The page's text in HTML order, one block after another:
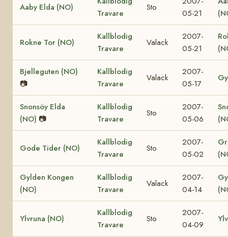
Aaby Elda (NO)
Travare
Sto
05-21
Rokne Tor (NO)
Kallblodig
Travare
Valack
2007-
05-21
Bjelleguten (NO)
📷
Kallblodig
Travare
Valack
2007-
05-17
Snonsöy Elda
(NO) 📷
Kallblodig
Travare
Sto
2007-
05-06
Gode Tider (NO)
Kallblodig
Travare
Sto
2007-
05-02
Gylden Kongen
(NO)
Kallblodig
Travare
Valack
2007-
04-14
Ylvruna (NO)
Kallblodig
Travare
Sto
2007-
04-09